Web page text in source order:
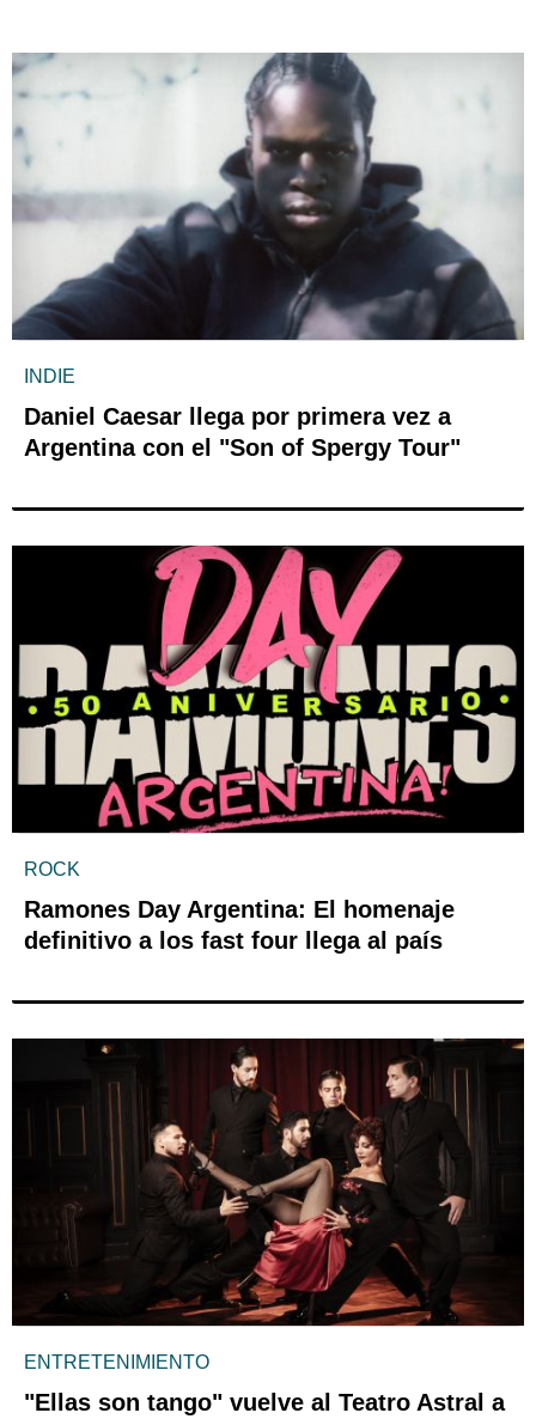
INDIE
Daniel Caesar llega por primera vez a
Argentina con el "Son of Spergy Tour"
ROCK
Ramones Day Argentina: El homenaje
definitivo a los fast four llega al país
ENTRETENIMIENTO
"Ellas son tango" vuelve al Teatro Astral a